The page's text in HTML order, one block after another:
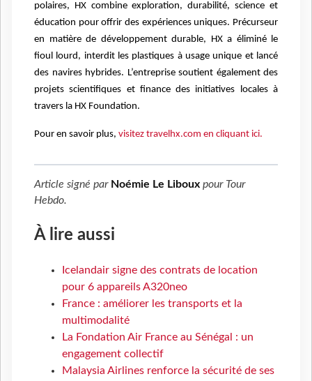
polaires, HX combine exploration, durabilité, science et
éducation pour offrir des expériences uniques. Précurseur
en matière de développement durable, HX a éliminé le
fioul lourd, interdit les plastiques à usage unique et lancé
des navires hybrides. L’entreprise soutient également des
projets scientifiques et finance des initiatives locales à
travers la HX Foundation.
Pour en savoir plus, visitez travelhx.com en cliquant ici.
Article signé par Noémie Le Liboux pour Tour
Hebdo.
À lire aussi
Icelandair signe des contrats de location
pour 6 appareils A320neo
France : améliorer les transports et la
multimodalité
La Fondation Air France au Sénégal : un
engagement collectif
Malaysia Airlines renforce la sécurité de ses